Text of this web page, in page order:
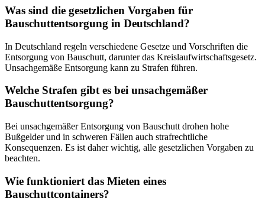
Was sind die gesetzlichen Vorgaben für
Bauschuttentsorgung in Deutschland?
In Deutschland regeln verschiedene Gesetze und Vorschriften die
Entsorgung von Bauschutt, darunter das Kreislaufwirtschaftsgesetz.
Unsachgemäße Entsorgung kann zu Strafen führen.
Welche Strafen gibt es bei unsachgemäßer
Bauschuttentsorgung?
Bei unsachgemäßer Entsorgung von Bauschutt drohen hohe
Bußgelder und in schweren Fällen auch strafrechtliche
Konsequenzen. Es ist daher wichtig, alle gesetzlichen Vorgaben zu
beachten.
Wie funktioniert das Mieten eines
Bauschuttcontainers?